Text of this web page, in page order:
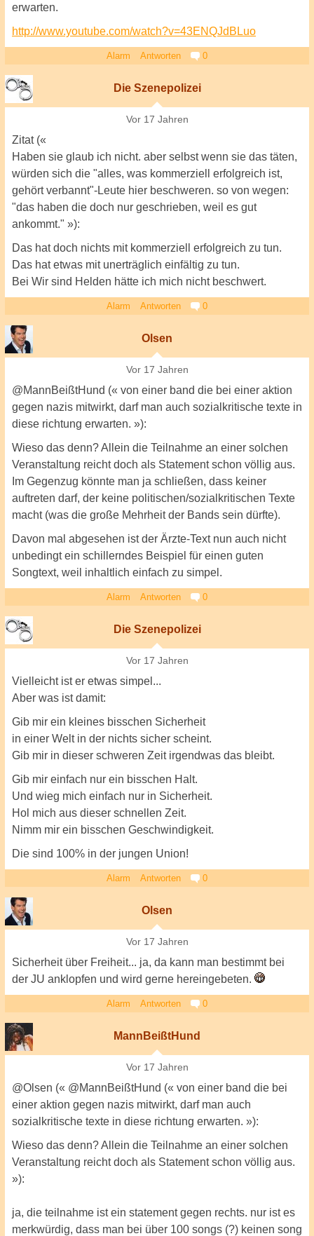
erwarten.
http://www.youtube.com/watch?v=43ENQJdBLuo
Alarm Antworten 0
Die Szenepolizei
Vor 17 Jahren
Zitat («
Haben sie glaub ich nicht. aber selbst wenn sie das täten,
würden sich die "alles, was kommerziell erfolgreich ist,
gehört verbannt"-Leute hier beschweren. so von wegen:
"das haben die doch nur geschrieben, weil es gut
ankommt." »):
Das hat doch nichts mit kommerziell erfolgreich zu tun.
Das hat etwas mit unerträglich einfältig zu tun.
Bei Wir sind Helden hätte ich mich nicht beschwert.
Alarm Antworten 0
Olsen
Vor 17 Jahren
@MannBeißtHund (« von einer band die bei einer aktion
gegen nazis mitwirkt, darf man auch sozialkritische texte in
diese richtung erwarten. »):
Wieso das denn? Allein die Teilnahme an einer solchen
Veranstaltung reicht doch als Statement schon völlig aus.
Im Gegenzug könnte man ja schließen, dass keiner
auftreten darf, der keine politischen/sozialkritischen Texte
macht (was die große Mehrheit der Bands sein dürfte).
Davon mal abgesehen ist der Ärzte-Text nun auch nicht
unbedingt ein schillerndes Beispiel für einen guten
Songtext, weil inhaltlich einfach zu simpel.
Alarm Antworten 0
Die Szenepolizei
Vor 17 Jahren
Vielleicht ist er etwas simpel...
Aber was ist damit:
Gib mir ein kleines bisschen Sicherheit
in einer Welt in der nichts sicher scheint.
Gib mir in dieser schweren Zeit irgendwas das bleibt.
Gib mir einfach nur ein bisschen Halt.
Und wieg mich einfach nur in Sicherheit.
Hol mich aus dieser schnellen Zeit.
Nimm mir ein bisschen Geschwindigkeit.
Die sind 100% in der jungen Union!
Alarm Antworten 0
Olsen
Vor 17 Jahren
Sicherheit über Freiheit... ja, da kann man bestimmt bei
der JU anklopfen und wird gerne hereingebeten.
Alarm Antworten 0
MannBeißtHund
Vor 17 Jahren
@Olsen (« @MannBeißtHund (« von einer band die bei
einer aktion gegen nazis mitwirkt, darf man auch
sozialkritische texte in diese richtung erwarten. »):
Wieso das denn? Allein die Teilnahme an einer solchen
Veranstaltung reicht doch als Statement schon völlig aus.
»):
ja, die teilnahme ist ein statement gegen rechts. nur ist es
merkwürdig, dass man bei über 100 songs (?) keinen song